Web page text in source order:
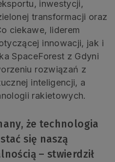
inwestycji,
transformacji oraz
ciekawe, liderem
innowacji, jak i
SpaceForest z Gdyni
rozwiązań z
inteligencji, a
rakietowych.
że technologia
się naszą
– stwierdził